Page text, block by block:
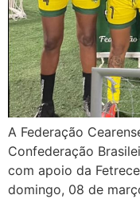
A Federação
Confederação
com apoio da
domingo, 08 de